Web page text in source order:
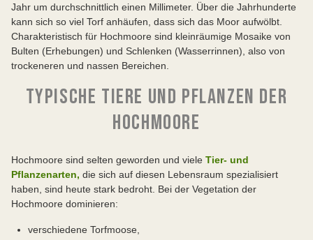
Jahr um durchschnittlich einen Millimeter. Über die Jahrhunderte
kann sich so viel Torf anhäufen, dass sich das Moor aufwölbt.
Charakteristisch für Hochmoore sind kleinräumige Mosaike von
Bulten (Erhebungen) und Schlenken (Wasserrinnen), also von
trockeneren und nassen Bereichen.
TYPISCHE TIERE UND PFLANZEN DER
HOCHMOORE
Hochmoore sind selten geworden und viele Tier- und
Pflanzenarten, die sich auf diesen Lebensraum spezialisiert
haben, sind heute stark bedroht. Bei der Vegetation der
Hochmoore dominieren:
verschiedene Torfmoose,